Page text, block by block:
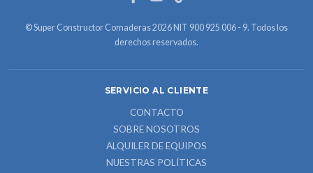
© Super Constructor Comaderas 2026 NIT 900 925 006 - 9. Todos los
derechos reservados.
SERVICIO AL CLIENTE
CONTACTO
SOBRE NOSOTROS
ALQUILER DE EQUIPOS
NUESTRAS POLÍTICAS